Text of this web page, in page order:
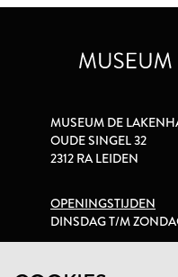
MUSEUM DE
OUDE SINGEL 32
2312 RA LEIDEN
OPENINGSTIJDEN
DINSDAG T/M